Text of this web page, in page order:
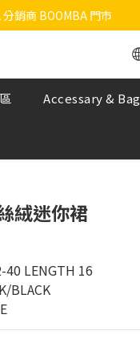
銷商 BOOMBA 門市
Accessary & Bag
絨迷你裙
40 LENGTH 16
BLACK